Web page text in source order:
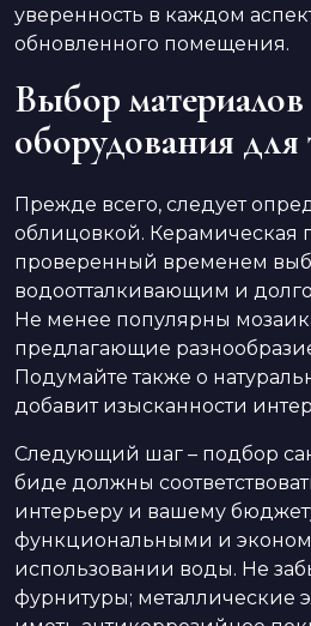
уверенность в каждом
обновленного помещения.
Выбор
оборудования для
Прежде всего, следует
облицовкой. Керамическая
проверенный временем
водоотталкивающим и
Не менее популярны
предлагающие
Подумайте также о
добавит изысканности
Следующий шаг – подбор
биде должны
интерьеру и вашему
функциональными и
использовании воды. Не
фурнитуры; металлические